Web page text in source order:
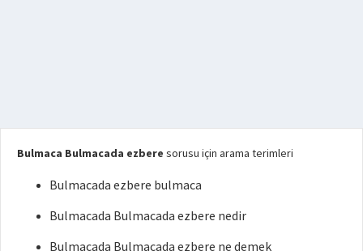
Bulmaca Bulmacada ezbere sorusu için arama terimleri
Bulmacada ezbere bulmaca
Bulmacada Bulmacada ezbere nedir
Bulmacada Bulmacada ezbere ne demek